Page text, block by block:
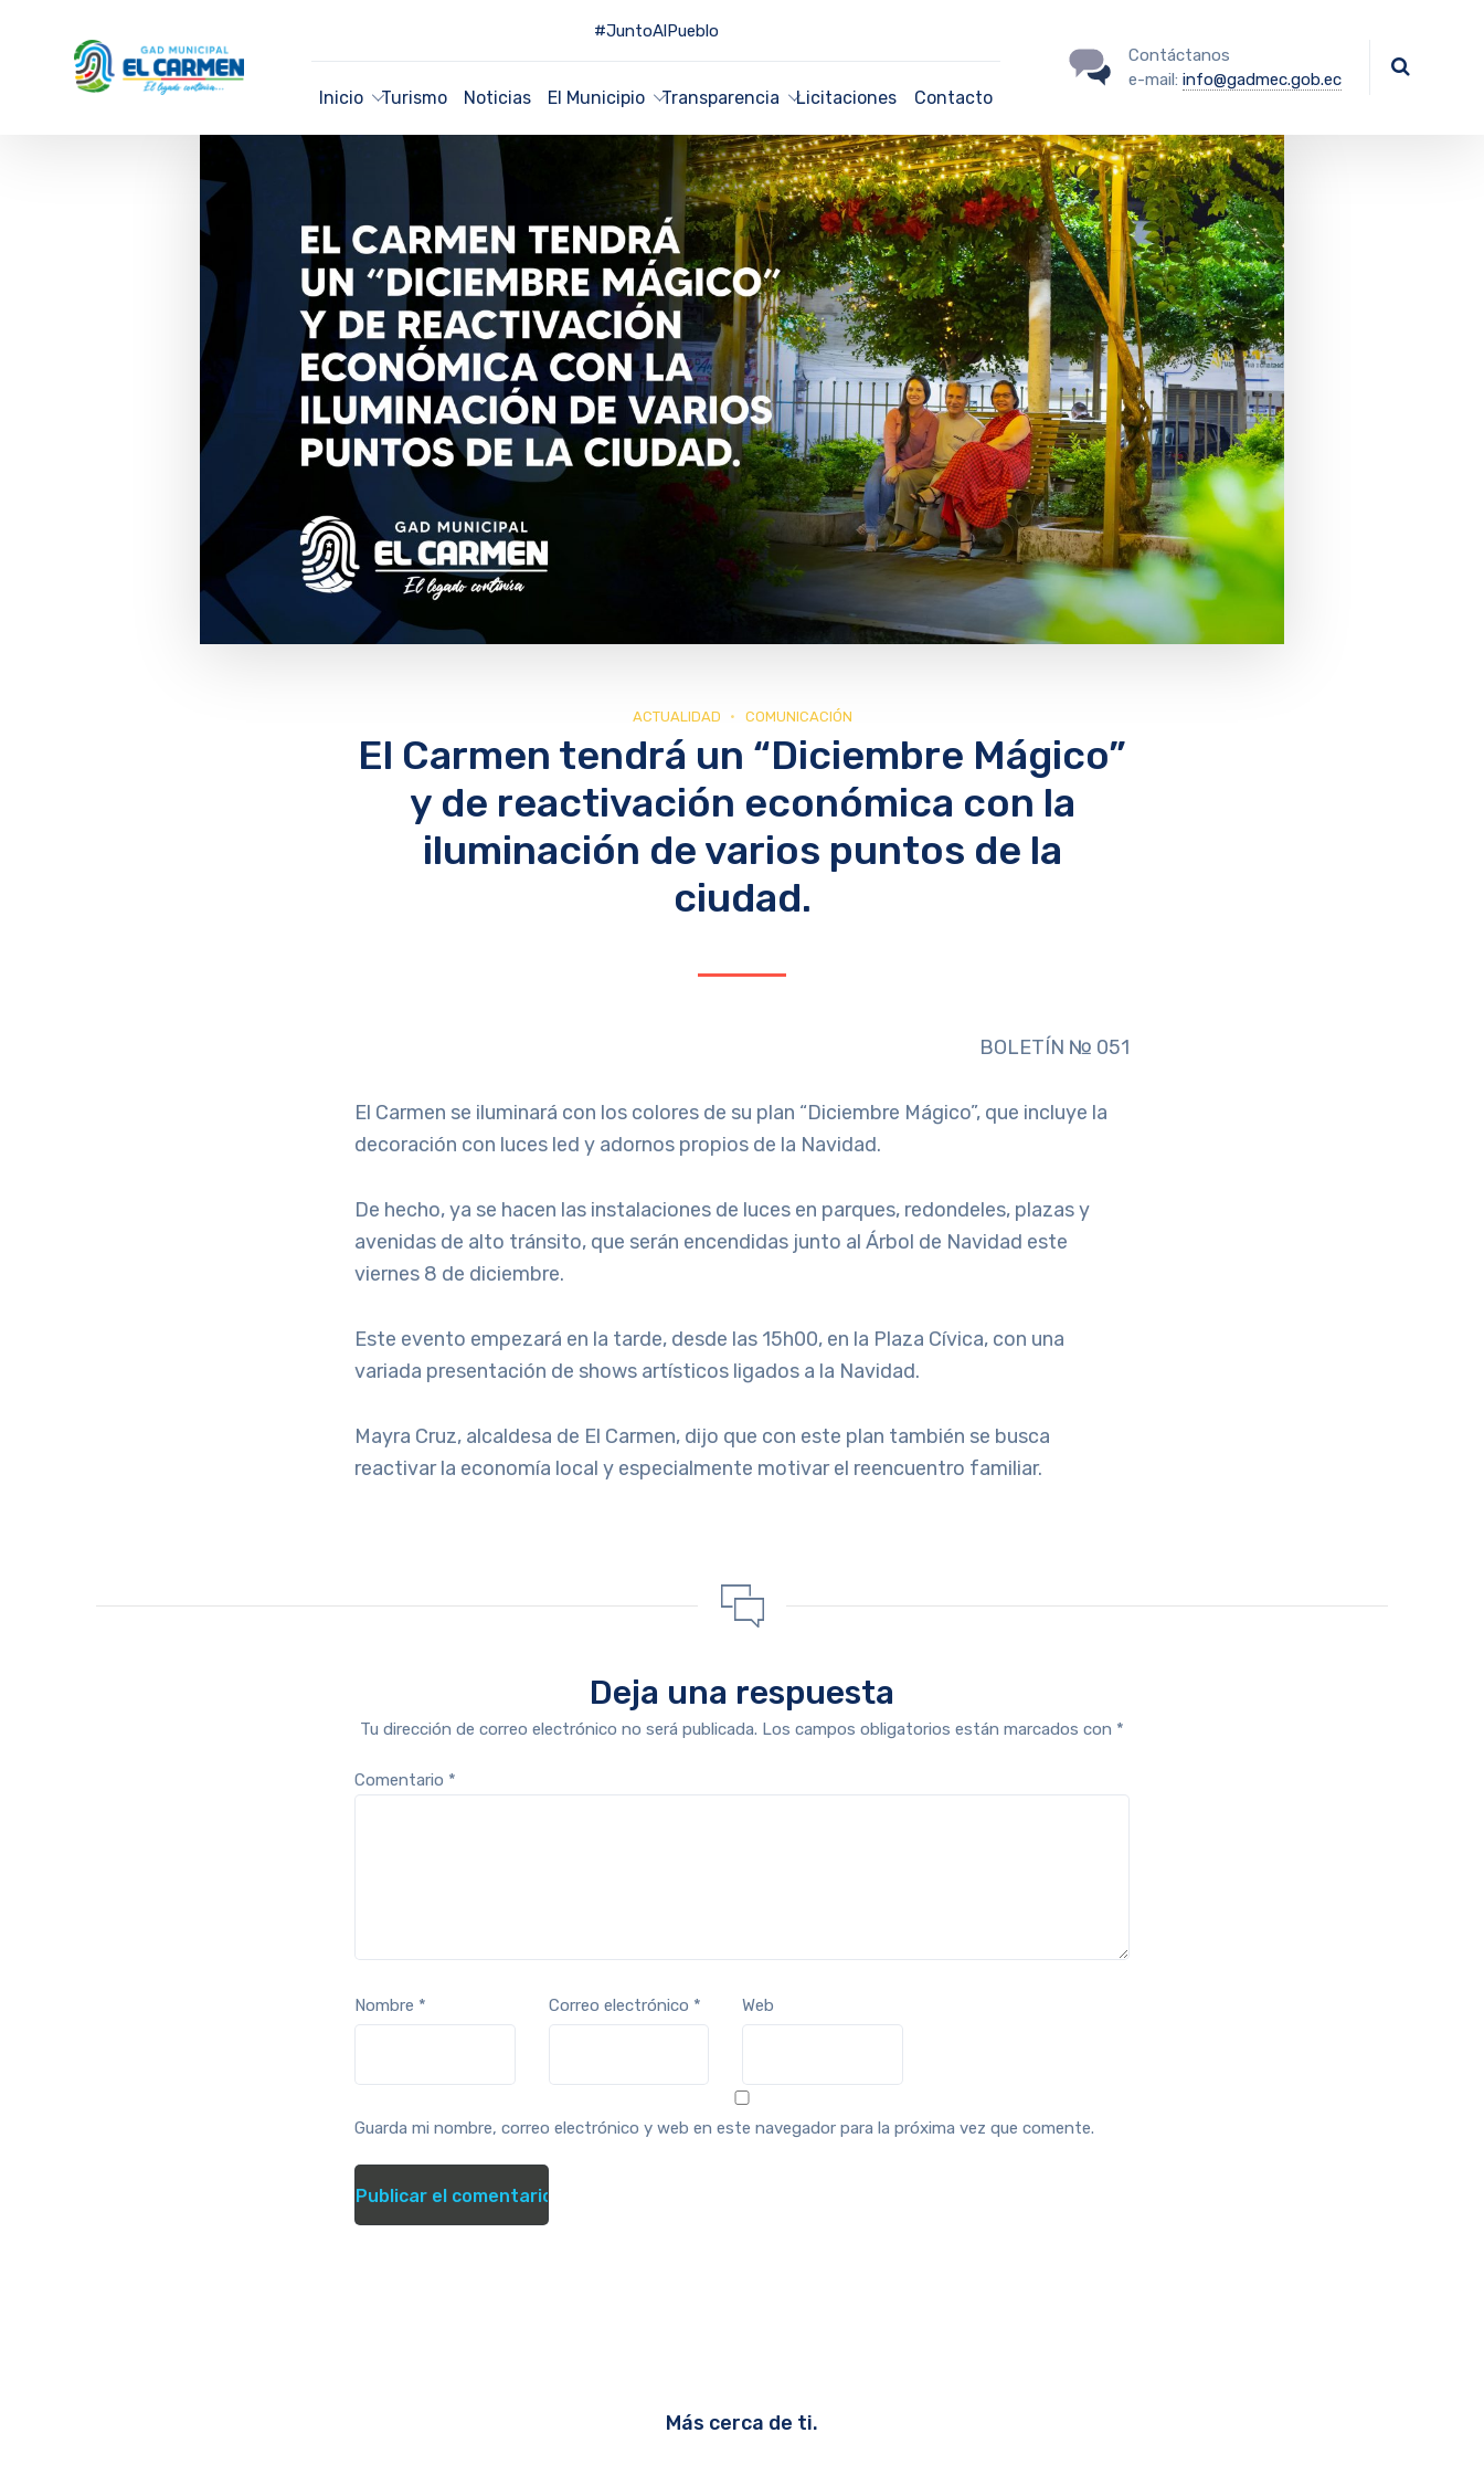
#JuntoAlPueblo
Inicio Turismo Noticias El Municipio Transparencia Licitaciones Contacto
Contáctanos
e-mail: info@gadmec.gob.ec
ACTUALIDAD COMUNICACIÓN
El Carmen tendrá un “Diciembre Mágico”
y de reactivación económica con la
iluminación de varios puntos de la
ciudad.
BOLETÍN № 051
El Carmen se iluminará con los colores de su plan “Diciembre Mágico”, que incluye la
decoración con luces led y adornos propios de la Navidad.
De hecho, ya se hacen las instalaciones de luces en parques, redondeles, plazas y
avenidas de alto tránsito, que serán encendidas junto al Árbol de Navidad este
viernes 8 de diciembre.
Este evento empezará en la tarde, desde las 15h00, en la Plaza Cívica, con una
variada presentación de shows artísticos ligados a la Navidad.
Mayra Cruz, alcaldesa de El Carmen, dijo que con este plan también se busca
reactivar la economía local y especialmente motivar el reencuentro familiar.
Deja una respuesta
Tu dirección de correo electrónico no será publicada. Los campos obligatorios están marcados con *
Comentario *
Nombre * Correo electrónico * Web
Guarda mi nombre, correo electrónico y web en este navegador para la próxima vez que comente.
Más cerca de ti.